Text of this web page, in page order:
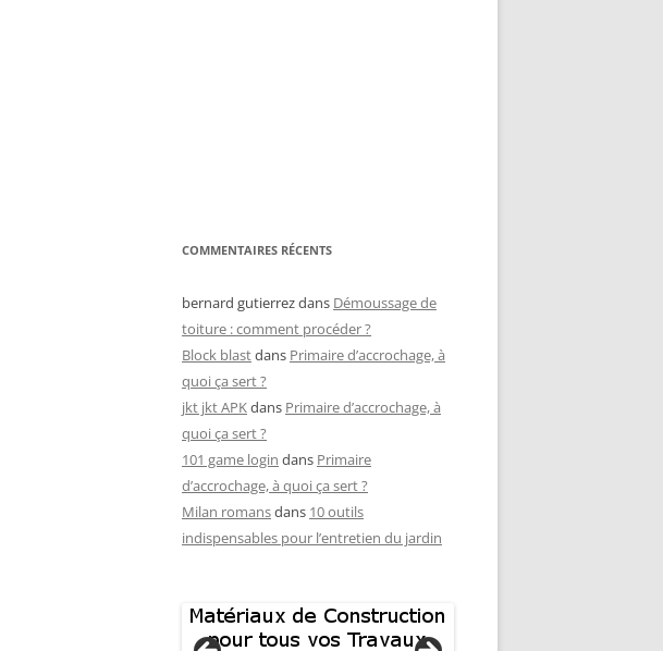
COMMENTAIRES RÉCENTS
bernard gutierrezdans Démoussage de
toiture : comment procéder ?
Block blastdans Primaire d’accrochage, à
quoi ça sert ?
jkt jkt APKdans Primaire d’accrochage, à
quoi ça sert ?
101 game login dans Primaire
d’accrochage, à quoi ça sert ?
Milan romansdans 10 outils
indispensables pour l’entretien du jardin